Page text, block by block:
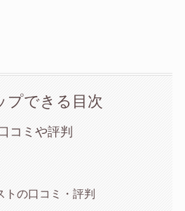
プできる目次
コミや評判
トの口コミ・評判